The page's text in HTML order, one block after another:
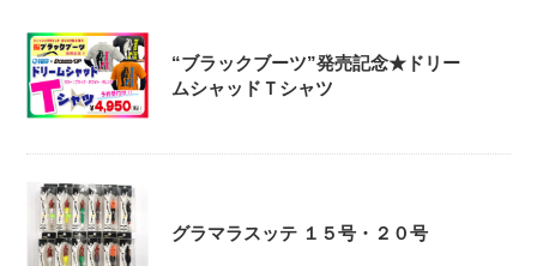
“ブラックブーツ”発売記念★ドリー
ムシャッドＴシャツ
グラマラスッテ １５号・２０号